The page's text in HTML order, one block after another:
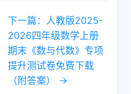
下一篇：人教版2025-
2026四年级数学上册
期末《数与代数》专项
提升测试卷免费下载
（附答案） →